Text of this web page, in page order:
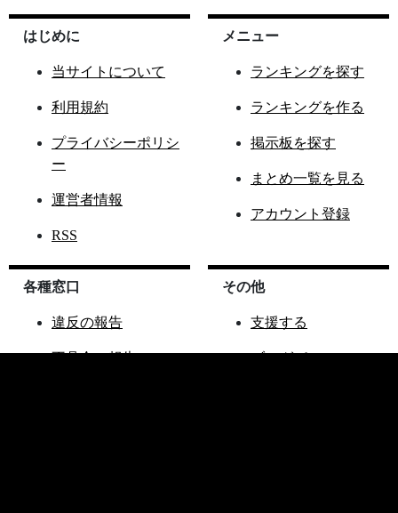
はじめに
当サイトについて
利用規約
プライバシーポリシ
ー
運営者情報
RSS
メニュー
ランキングを探す
ランキングを作る
掲示板を探す
まとめ一覧を見る
アカウント登録
各種窓口
違反の報告
不具合の報告
その他
支援する
ブログパーツ